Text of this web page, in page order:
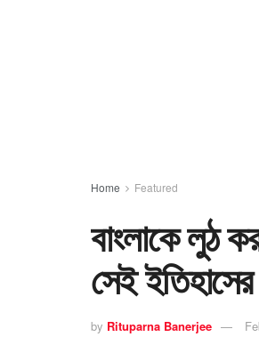
Home Featured
বাংলাকে লুঠ
সেই ইতিহাসের
by Rituparna Banerjee